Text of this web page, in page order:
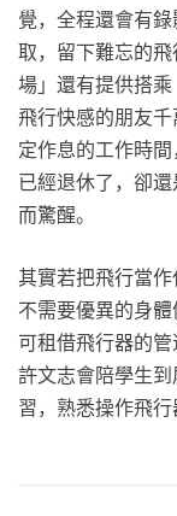
覺，全程還會有
取，留下難忘的
場」還有提供搭
飛行快感的朋友
定作息的工作時
已經退休了，卻
而驚醒。
其實若把飛行當
不需要優異的身體
可租借飛行器的管
許文志會陪學生
習，熟悉操作飛行